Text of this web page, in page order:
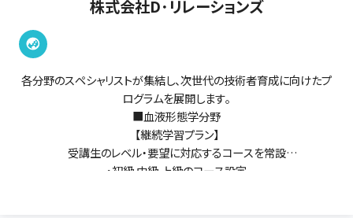
株式会社D･リレーションズ
各分野のスペシャリストが集結し、次世代の技術者育成に向けたプ
ログラムを展開します。
■血液形態学分野
【継続学習プラン】
受講生のレベル・要望に対応するコースを常設
・初級.中級.上級のコース設定